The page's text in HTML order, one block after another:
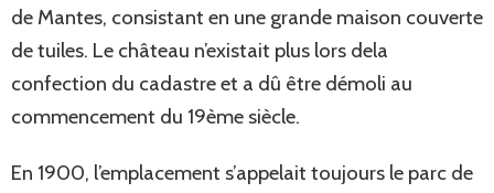
de Mantes, consistant en une grande maison couverte
de tuiles. Le château n’existait plus lors dela
confection du cadastre et a dû être démoli au
commencement du 19ème siècle.
En 1900, l’emplacement s’appelait toujours le parc de